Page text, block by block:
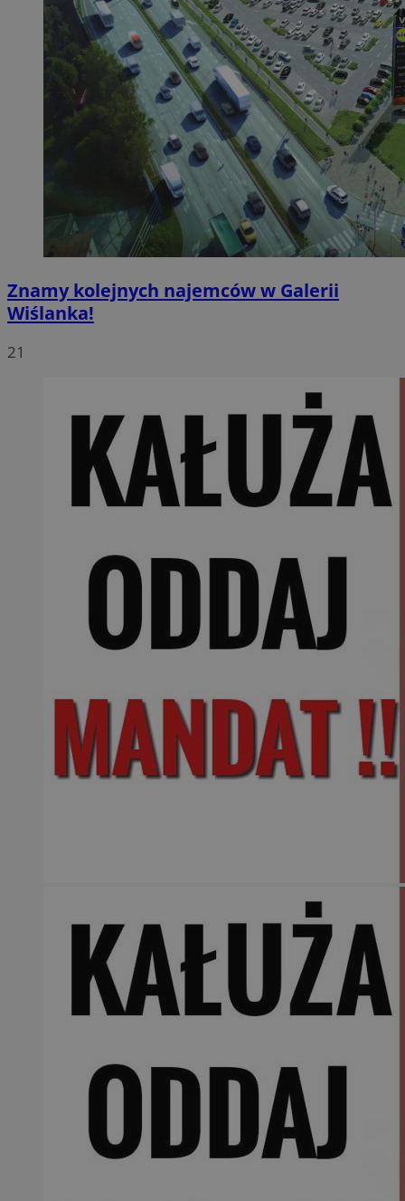
Znamy kolejnych najemców w Galerii
Wiślanka!
21